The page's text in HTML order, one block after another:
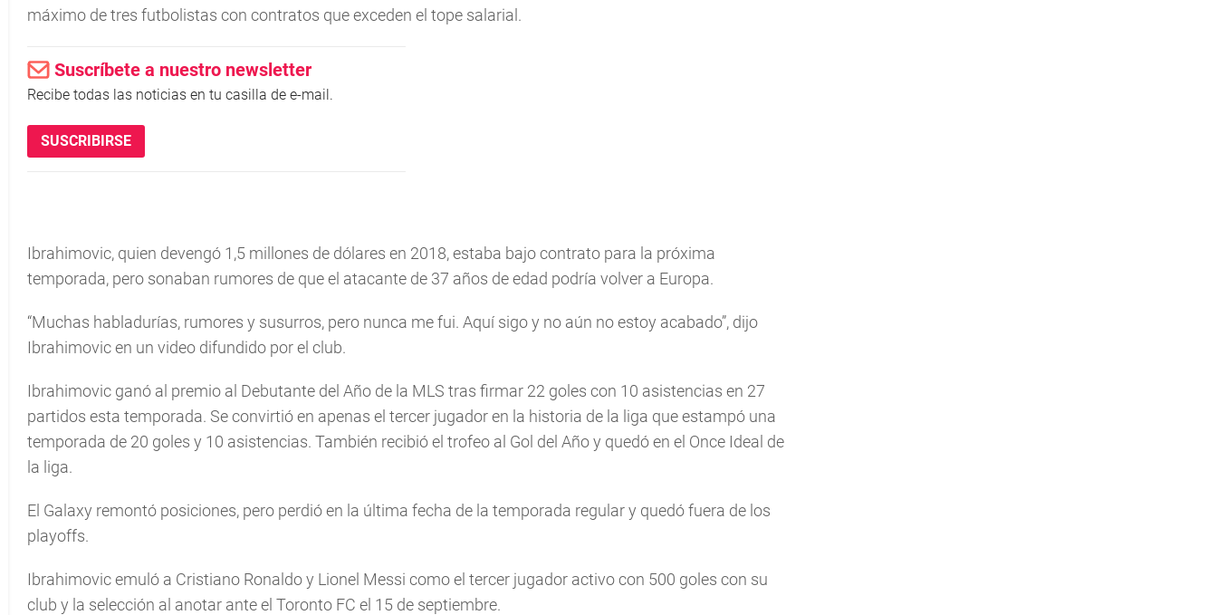
máximo de tres futbolistas con contratos que exceden el tope salarial.
Suscríbete a nuestro newsletter
Recibe todas las noticias en tu casilla de e-mail.
SUSCRIBIRSE
Ibrahimovic, quien devengó 1,5 millones de dólares en 2018, estaba bajo contrato para la próxima
temporada, pero sonaban rumores de que el atacante de 37 años de edad podría volver a Europa.
“Muchas habladurías, rumores y susurros, pero nunca me fui. Aquí sigo y no aún no estoy acabado”, dijo
Ibrahimovic en un video difundido por el club.
Ibrahimovic ganó al premio al Debutante del Año de la MLS tras firmar 22 goles con 10 asistencias en 27
partidos esta temporada. Se convirtió en apenas el tercer jugador en la historia de la liga que estampó una
temporada de 20 goles y 10 asistencias. También recibió el trofeo al Gol del Año y quedó en el Once Ideal de
la liga.
El Galaxy remontó posiciones, pero perdió en la última fecha de la temporada regular y quedó fuera de los
playoffs.
Ibrahimovic emuló a Cristiano Ronaldo y Lionel Messi como el tercer jugador activo con 500 goles con su
club y la selección al anotar ante el Toronto FC el 15 de septiembre.